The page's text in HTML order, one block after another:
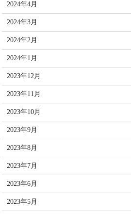
2024年4月
2024年3月
2024年2月
2024年1月
2023年12月
2023年11月
2023年10月
2023年9月
2023年8月
2023年7月
2023年6月
2023年5月